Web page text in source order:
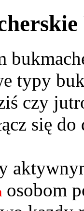
typy
czy
się
osobom